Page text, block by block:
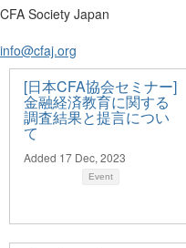
CFA Society Japan
info@cfaj.org
[日本CFA協会セミナー]
金融経済教育に関する
調査結果と提言につい
て
Added 17 Dec, 2023
Event